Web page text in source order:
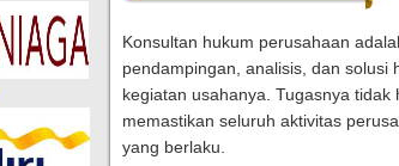
Konsultan hukum perusahaan
pendampingan, analisis, dan solusi
kegiatan usahanya. Tugasnya
memastikan seluruh aktivitas
yang berlaku.